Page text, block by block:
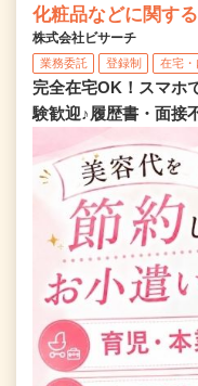
化粧品などに関す
株式会社ビサーチ
業務委託 登録制 在宅・
完全在宅OK！スマホ
験歓迎♪履歴書・面接